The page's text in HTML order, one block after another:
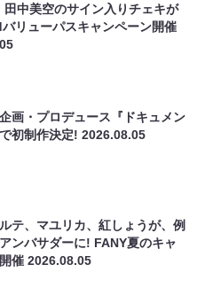
田中美空のサイン入りチェキが
リューパスキャンペーン開催
画・プロデュース『ドキュメン
初制作決定!2026.08.05
テ、マユリカ、紅しょうが、例
ンバサダーに! FANY夏のキャ
催2026.08.05